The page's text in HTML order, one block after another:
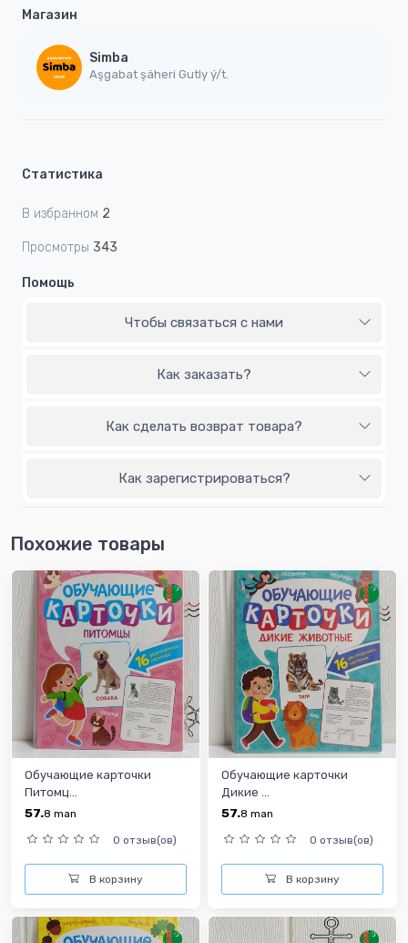
Магазин
Simba
Aşgabat şäheri Gutly ý/t.
Статистика
В избранном 2
Просмотры 343
Помощь
Чтобы связаться с нами
Как заказать?
Как сделать возврат товара?
Как зарегистрироваться?
Похожие товары
Обучающие карточки
Питомц...
57.8 man
0 отзыв(ов)
В корзину
Обучающие карточки
Дикие ...
57.8 man
0 отзыв(ов)
В корзину